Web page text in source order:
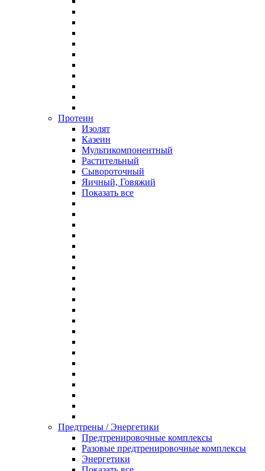
Протеин
Изолят
Казеин
Мультикомпонентный
Растительный
Сывороточный
Яичный, Говяжий
Показать все
Предтрены / Энергетики
Предтренировочные комплексы
Разовые предтренировочные комплексы
Энергетики